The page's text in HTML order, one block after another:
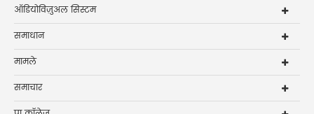
ऑडियोविज़ुअल सिस्टम
समाधान
मामले
समाचार